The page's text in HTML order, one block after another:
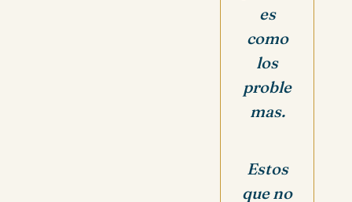
es
como
los
proble
mas.
Estos
que no